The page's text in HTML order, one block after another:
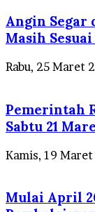
Angin Segar
Masih
Rabu, 25 Maret
Pemerintah
Sabtu 21
Kamis, 19
Mulai April